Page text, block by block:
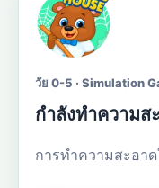
วัย 0-5 · Simulation
กำลังทำความส
การทำความสะอา